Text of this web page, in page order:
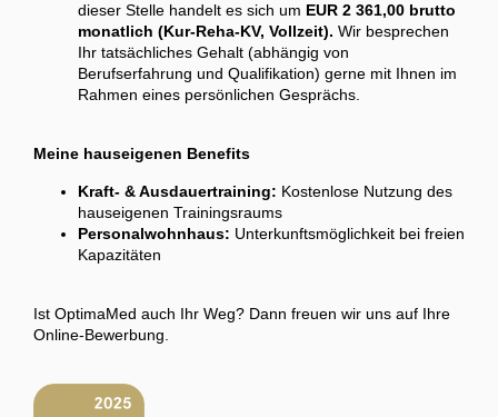
dieser Stelle handelt es sich um EUR 2 361,00 brutto
monatlich (Kur-Reha-KV, Vollzeit). Wir besprechen
Ihr tatsächliches Gehalt (abhängig von
Berufserfahrung und Qualifikation) gerne mit Ihnen im
Rahmen eines persönlichen Gesprächs.
Meine hauseigenen Benefits
Kraft- & Ausdauertraining: Kostenlose Nutzung des
hauseigenen Trainingsraums
Personalwohnhaus: Unterkunftsmöglichkeit bei freien
Kapazitäten
Ist OptimaMed auch Ihr Weg? Dann freuen wir uns auf Ihre
Online-Bewerbung.